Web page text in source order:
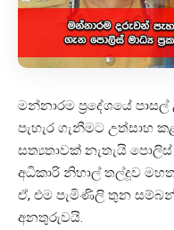
මන්නාරම ප්‍රදේශයේ
පැහැර ගැනීමට උත්සාහ
සත්‍යතාවක් නැතැයි පොලිස්
අධිකාරි නිහාල් තල්දූව
ඒ, එම පැමිණිලි තුන
අනතුරුවයි.